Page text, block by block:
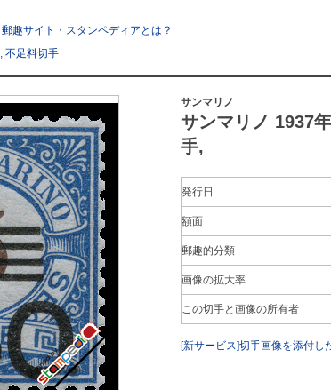
郵趣サイト・スタンペディアとは？
, 不足料切手
サンマリノ
サンマリノ 1937
手,
発行日
額面
郵趣的分類
画像の拡大率
この切手と画像の所有者
[新サービス]切手画像を添付し